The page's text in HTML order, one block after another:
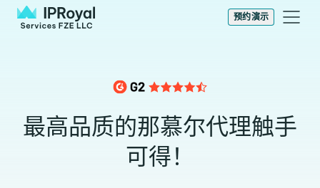
预约演示
最高品质的那慕尔代理触手
可得！